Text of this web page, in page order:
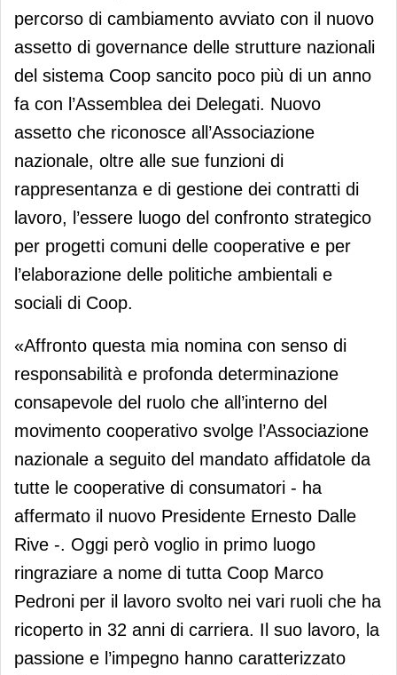
percorso di cambiamento avviato con il nuovo
assetto di governance delle strutture nazionali
del sistema Coop sancito poco più di un anno
fa con l’Assemblea dei Delegati. Nuovo
assetto che riconosce all’Associazione
nazionale, oltre alle sue funzioni di
rappresentanza e di gestione dei contratti di
lavoro, l’essere luogo del confronto strategico
per progetti comuni delle cooperative e per
l’elaborazione delle politiche ambientali e
sociali di Coop.
«Affronto questa mia nomina con senso di
responsabilità e profonda determinazione
consapevole del ruolo che all’interno del
movimento cooperativo svolge l’Associazione
nazionale a seguito del mandato affidatole da
tutte le cooperative di consumatori - ha
affermato il nuovo Presidente Ernesto Dalle
Rive -. Oggi però voglio in primo luogo
ringraziare a nome di tutta Coop Marco
Pedroni per il lavoro svolto nei vari ruoli che ha
ricoperto in 32 anni di carriera. Il suo lavoro, la
passione e l’impegno hanno caratterizzato